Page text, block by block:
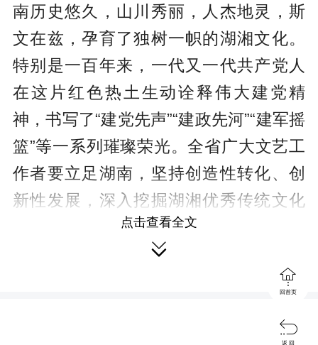
南历史悠久，山川秀丽，人杰地灵，斯
文在兹，孕育了独树一帜的湖湘文化。
特别是一百年来，一代又一代共产党人
在这片红色热土生动诠释伟大建党精
神，书写了“建党先声”“建政先河”“建军摇
篮”等一系列璀璨荣光。全省广大文艺工
作者要立足湖南，坚持创造性转化、创
新性发展，深入挖掘湖湘优秀传统文化
的思想观念、人文精神、道德规范，特
别要深入挖掘“十步之内必有芳草”的湖湘
红色文化资源，汲取力量、获得灵感、
主义战士欧阳海》《十八洞村》《大地
点击查看全文


回首页

返 回